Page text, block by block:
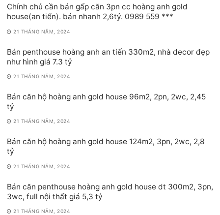
Chính chủ cần bán gấp căn 3pn cc hoàng anh gold
house(an tiến). bán nhanh 2,6tỷ. 0989 559 ***
21 THÁNG NĂM, 2024
Bán penthouse hoàng anh an tiến 330m2, nhà decor đẹp
như hình giá 7.3 tỷ
21 THÁNG NĂM, 2024
Bán căn hộ hoàng anh gold house 96m2, 2pn, 2wc, 2,45
tỷ
21 THÁNG NĂM, 2024
Bán căn hộ hoàng anh gold house 124m2, 3pn, 2wc, 2,8
tỷ
21 THÁNG NĂM, 2024
Bán căn penthouse hoàng anh gold house dt 300m2, 3pn,
3wc, full nội thất giá 5,3 tỷ
21 THÁNG NĂM, 2024